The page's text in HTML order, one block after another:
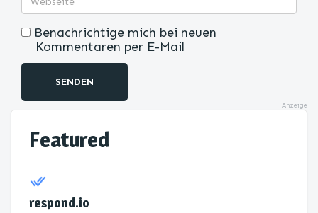
Benachrichtige mich bei neuen
Kommentaren per E-Mail
SENDEN
Anzeige
Featured
respond.io